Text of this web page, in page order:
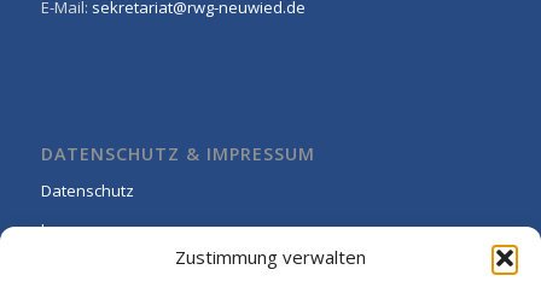
Zustimmung verwalten
E-Mail: sekretariat@rwg-neuwied.de
DATENSCHUTZ & IMPRESSUM
Datenschutz
Impressum
Cookie-Richtlinie (EU)